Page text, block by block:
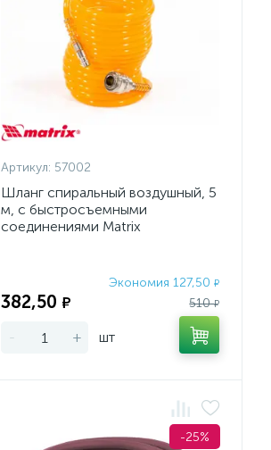
Артикул: 57002
Шланг спиральный воздушный, 5
м, с быстросъемными
соединениями Matrix
Экономия 127,50₽
382,50 ₽ 510₽
- + шт
-25%